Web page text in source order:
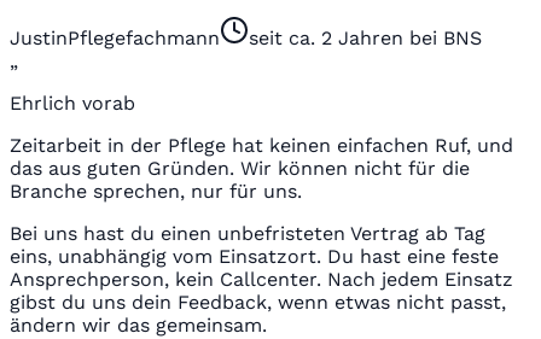
JustinPflegefachmann
seit ca. 2 Jahren bei BNS
„
Ehrlich vorab
Zeitarbeit in der Pflege hat keinen einfachen Ruf, und
das aus guten Gründen. Wir können nicht für die
Branche sprechen, nur für uns.
Bei uns hast du einen unbefristeten Vertrag ab Tag
eins, unabhängig vom Einsatzort. Du hast eine feste
Ansprechperson, kein Callcenter. Nach jedem Einsatz
gibst du uns dein Feedback, wenn etwas nicht passt,
ändern wir das gemeinsam.